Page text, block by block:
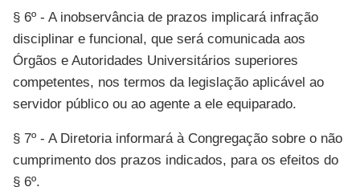
§ 6º - A inobservância de prazos implicará infração
disciplinar e funcional, que será comunicada aos
Órgãos e Autoridades Universitários superiores
competentes, nos termos da legislação aplicável ao
servidor público ou ao agente a ele equiparado.
§ 7º - A Diretoria informará à Congregação sobre o não
cumprimento dos prazos indicados, para os efeitos do
§ 6º.